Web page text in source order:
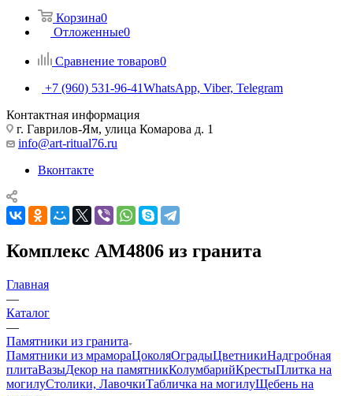
Корзина0
Отложенные0
Сравнение товаров0
+7 (960) 531-96-41WhatsApp, Viber, Telegram
Контактная информация
г. Гаврилов-Ям, улица Комарова д. 1
info@art-ritual76.ru
Вконтакте
Комплекс AM4806 из гранита
Главная
—
Каталог
—
Памятники из гранита
Памятники из мрамораЦоколяОградыЦветникиНадгробная
плитаВазыДекор на памятникКолумбарийКрестыПлитка на
могилуСтолики, ЛавочкиТабличка на могилуЩебень на